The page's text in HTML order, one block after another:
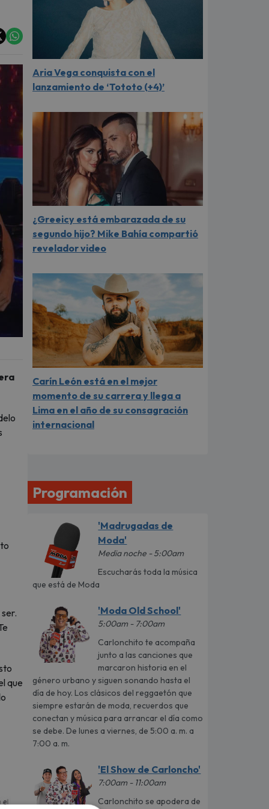
que
Aria Vega conquista con el
lanzamiento de ‘Tototo (+4)’
¿Greeicy está embarazada de su
segundo hijo? Mike Bahía compartió
revelador video
Carín León está en el mejor
momento de su carrera y llega a
Lima en el año de su consagración
internacional
Programación
'Madrugadas de
Moda'
Media noche - 5:00am
Escucharás toda la música
que está de Moda
'Moda Old School'
5:00am - 7:00am
Carlonchito te acompaña
junto a las canciones que
marcaron historia en el
género urbano y siguen sonando hasta el
día de hoy. Los clásicos del reggaetón que
siempre estarán de moda, recuerdos que
conectan y música para arrancar el día como
se debe. De lunes a viernes, de 5:00 a. m. a
7:00 a. m.
'El Show de Carloncho'
7:00am - 11:00am
Carlonchito se apodera de